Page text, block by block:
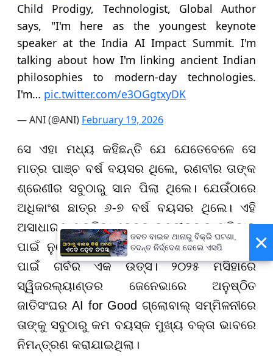
Child Prodigy, Technologist, Global Author
says, "I'm here as the youngest keynote
speaker at the India AI Impact Summit. I'm
talking about how I'm linking ancient Indian
philosophies to modern-day technologies.
I'm… pic.twitter.com/e3OGgtxyDK
— ANI (@ANI) February 19, 2026
ସେ ଏହା ମଧ୍ୟ କହିଛନ୍ତି ଯେ ଯେତେବେଳେ ସେ
ମାତ୍ର ପାଞ୍ଚ ବର୍ଷ ବୟସର ଥିଲେ, ରଣବୀର ତାଙ୍କ
ଶ୍ରେଣୀର ସବୁଠାରୁ ସାନ ପିଲା ଥିଲେ। ଯେଉଁଠାରେ
ଅଧିକାଂଶ ଛାତ୍ର ୬-୭ ବର୍ଷ ବୟସର ଥିଲେ। ଏହି
ଅସାଧାରଣ ପ୍ରତିଭା କେବଳ ରଣବୀରଙ୍କ ପରିବାର
ପାଇଁ ନୁହେଁ ବରଂ ସମଗ୍ର ଭାରତୀୟ ସମ୍ପ୍ରଦାୟ
ପାଇଁ ଗର୍ବର ଏକ ଉତ୍ସ। ୨୦୨୫ ମସିହାରେ
ସ୍ୱିଜରଲ୍ୟାଣ୍ଡର ଜେନେଭାରେ ଅନୁଷ୍ଠିତ
ଜାତିସଂଘର AI for Good ଗ୍ଲୋବାଲ୍ ସମ୍ମିଳନୀରେ
ତାଙ୍କୁ ସବୁଠାରୁ କମ ବୟସ୍କ ମୁଖ୍ୟ ବକ୍ତା ଭାବରେ
ନିମନ୍ତ୍ରଣ କରାଯାଇଥିଲା।
×
ଜବତ ବାଇକ ଥାନାରୁ ବିକ୍ରି ଘଟଣା,
ତଦନ୍ତ ନିର୍ଦ୍ଦେଶ ଦେଲେ ଏସପି